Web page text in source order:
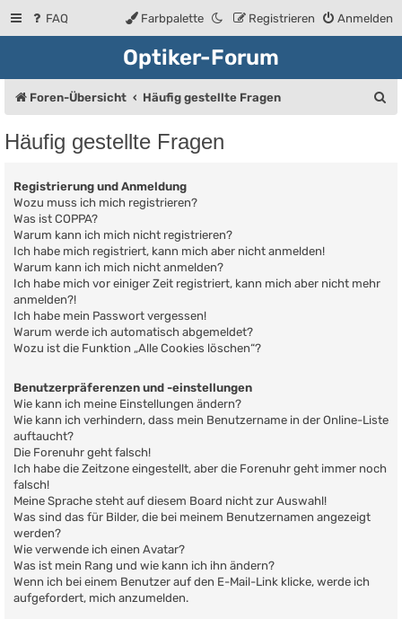
FAQ Anmelden
Registrieren
Farbpalette
Optiker-Forum
Foren-Übersicht Häufig gestellte Fragen
Häufig gestellte Fragen
Registrierung und Anmeldung
Wozu muss ich mich registrieren?
Was ist COPPA?
Warum kann ich mich nicht registrieren?
Ich habe mich registriert, kann mich aber nicht anmelden!
Warum kann ich mich nicht anmelden?
Ich habe mich vor einiger Zeit registriert, kann mich aber nicht mehr
anmelden?!
Ich habe mein Passwort vergessen!
Warum werde ich automatisch abgemeldet?
Wozu ist die Funktion „Alle Cookies löschen“?
Benutzerpräferenzen und -einstellungen
Wie kann ich meine Einstellungen ändern?
Wie kann ich verhindern, dass mein Benutzername in der Online-Liste
auftaucht?
Die Forenuhr geht falsch!
Ich habe die Zeitzone eingestellt, aber die Forenuhr geht immer noch
falsch!
Meine Sprache steht auf diesem Board nicht zur Auswahl!
Was sind das für Bilder, die bei meinem Benutzernamen angezeigt
werden?
Wie verwende ich einen Avatar?
Was ist mein Rang und wie kann ich ihn ändern?
Wenn ich bei einem Benutzer auf den E-Mail-Link klicke, werde ich
aufgefordert, mich anzumelden.